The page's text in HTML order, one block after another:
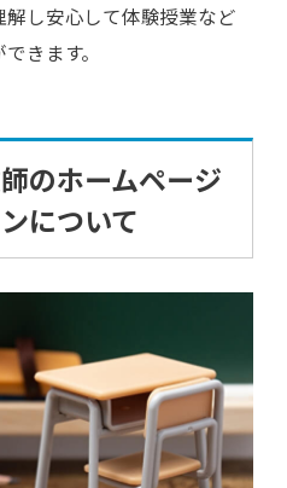
し安心して体験授業など
きます。
のホームページ
について